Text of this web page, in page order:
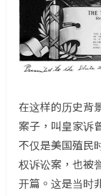
在这样的历史背
案子，叫皇家诉
不仅是美国殖民
权诉讼案，也被
开篇。这是当时